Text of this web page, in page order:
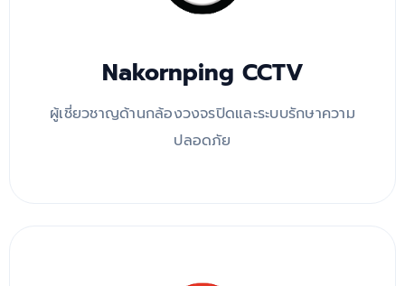
Nakornping CCTV
ผู้เชี่ยวชาญด้านกล้องวงจรปิดและระบบรักษาความ
ปลอดภัย